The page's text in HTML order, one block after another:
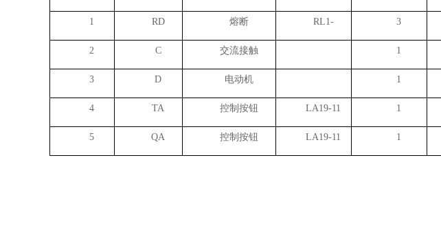
1 RD 熔断 RL1- 3
2 C 交流接触 1
3 D 电动机 1
4 TA 控制按钮 LA19-11 1
5 QA 控制按钮 LA19-11 1